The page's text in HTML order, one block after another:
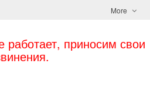
More
работает, приносим свои